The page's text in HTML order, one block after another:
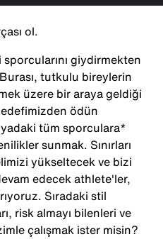
ol.
giydirmekten
tutkulu bireylerin
üzere bir araya geldiği
ödün
tüm sporculara*
sunmak. Sınırları
yükseltecek ve bizi
edecek athlete'ler,
Sıradaki stil
risk almayı bilenleri ve
çalışmak ister misin?